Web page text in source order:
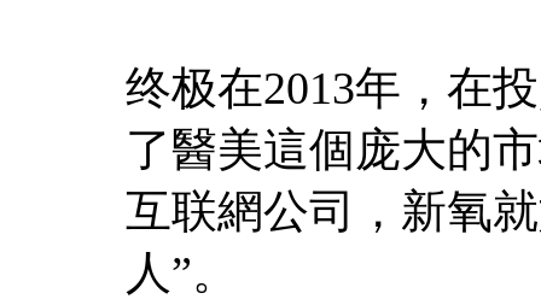
终极在2013年，在
了醫美這個庞大的
互联網公司，新氧
人”。